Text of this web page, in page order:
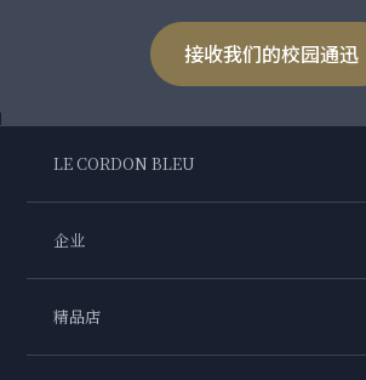
接收我们的校园通迅
LE CORDON BLEU
企业
精品店